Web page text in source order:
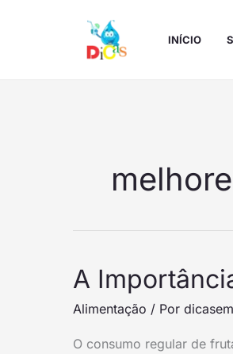
INÍCIO
A
Alimentação / Por
O consumo regular de
A
Importância
das
na